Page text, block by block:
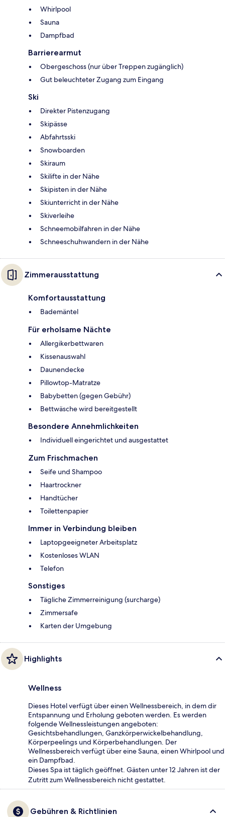
Whirlpool
Sauna
Dampfbad
Barrierearmut
Obergeschoss (nur über Treppen zugänglich)
Gut beleuchteter Zugang zum Eingang
Ski
Direkter Pistenzugang
Skipässe
Abfahrtsski
Snowboarden
Skiraum
Skilifte in der Nähe
Skipisten in der Nähe
Skiunterricht in der Nähe
Skiverleihe
Schneemobilfahren in der Nähe
Schneeschuhwandern in der Nähe
Zimmerausstattung
Komfortausstattung
Bademäntel
Für erholsame Nächte
Allergikerbettwaren
Kissenauswahl
Daunendecke
Pillowtop-Matratze
Babybetten (gegen Gebühr)
Bettwäsche wird bereitgestellt
Besondere Annehmlichkeiten
Individuell eingerichtet und ausgestattet
Zum Frischmachen
Seife und Shampoo
Haartrockner
Handtücher
Toilettenpapier
Immer in Verbindung bleiben
Laptopgeeigneter Arbeitsplatz
Kostenloses WLAN
Telefon
Sonstiges
Tägliche Zimmerreinigung (surcharge)
Zimmersafe
Karten der Umgebung
Highlights
Wellness
Dieses Hotel verfügt über einen Wellnessbereich, in dem dir
Entspannung und Erholung geboten werden. Es werden
folgende Wellnessleistungen angeboten:
Gesichtsbehandlungen, Ganzkörperwickelbehandlung,
Körperpeelings und Körperbehandlungen. Der
Wellnessbereich verfügt über eine Sauna, einen Whirlpool und
ein Dampfbad.
Dieses Spa ist täglich geöffnet. Gästen unter 12 Jahren ist der
Zutritt zum Wellnessbereich nicht gestattet.
Gebühren & Richtlinien